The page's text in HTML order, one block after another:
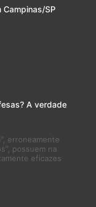
Campinas/SP
A verdade
erroneamente
possuem na
eficazes